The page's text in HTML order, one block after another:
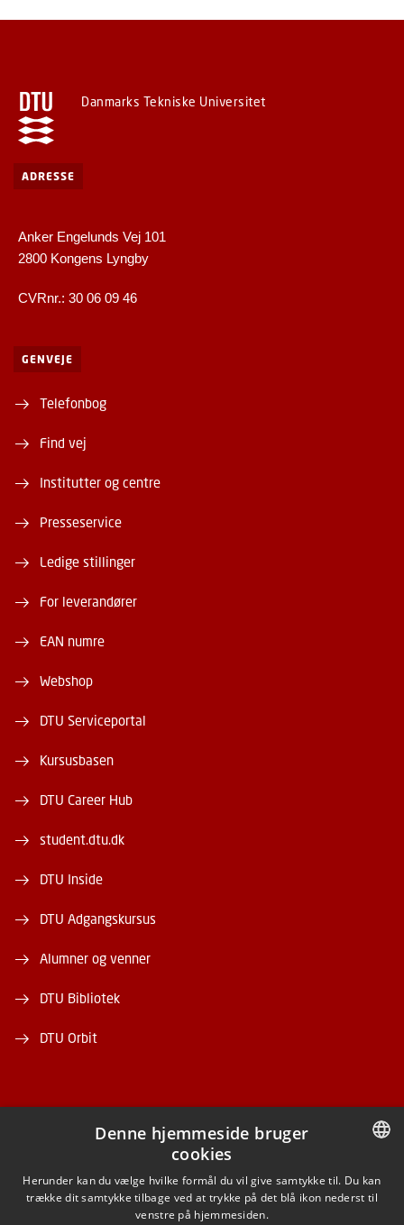
Danmarks Tekniske Universitet
ADRESSE
Anker Engelunds Vej 101
2800 Kongens Lyngby
CVRnr.: 30 06 09 46
GENVEJE
Telefonbog
Find vej
Institutter og centre
Presseservice
Ledige stillinger
For leverandører
EAN numre
Webshop
DTU Serviceportal
Kursusbasen
DTU Career Hub
student.dtu.dk
DTU Inside
DTU Adgangskursus
Alumner og venner
DTU Bibliotek
DTU Orbit
FACEBOOK
INSTAGRAM
DANISH
Denne hjemmeside bruger
cookies
Herunder kan du vælge hvilke formål du vil give samtykke til. Du kan
trække dit samtykke tilbage ved at trykke på det blå ikon nederst til
venstre på hjemmesiden.